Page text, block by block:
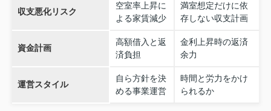
収支悪化リスク
空室率上昇に
よる家賃減少
満室想定だけに依
存しない収支計画
資金計画
高額借入と返
済負担
金利上昇時の返済
余力
運営スタイル
自ら方針を決
める事業運営
時間と労力をかけ
られるか